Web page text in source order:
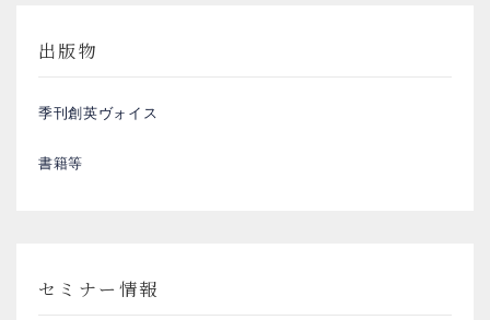
出版物
季刊創英ヴォイス
書籍等
セミナー情報